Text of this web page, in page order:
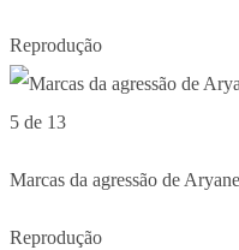
Reprodução
5 de 13
Marcas da agressão de
Reprodução